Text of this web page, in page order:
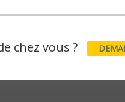
chez vous ?